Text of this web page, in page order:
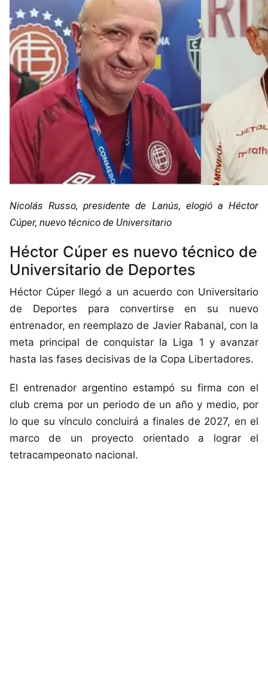
Nicolás Russo, presidente de Lanús, elogió a Héctor
Cúper, nuevo técnico de Universitario
Héctor Cúper es nuevo técnico de
Universitario de Deportes
Héctor Cúper llegó a un acuerdo con Universitario
de Deportes para convertirse en su nuevo
entrenador, en reemplazo de Javier Rabanal, con la
meta principal de conquistar la Liga 1 y avanzar
hasta las fases decisivas de la Copa Libertadores.
El entrenador argentino estampó su firma con el
club crema por un periodo de un año y medio, por
lo que su vínculo concluirá a finales de 2027, en el
marco de un proyecto orientado a lograr el
tetracampeonato nacional.